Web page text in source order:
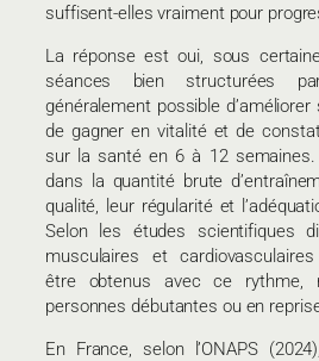
suffisent-elles vraiment pour
La réponse est oui, sous
séances bien structurées
généralement possible d’améliorer
de gagner en vitalité et de
sur la santé en 6 à 12
dans la quantité brute
qualité, leur régularité et
Selon les études scientifiques
musculaires et
être obtenus avec ce rythme,
personnes débutantes ou en
En France, selon l’ONAPS